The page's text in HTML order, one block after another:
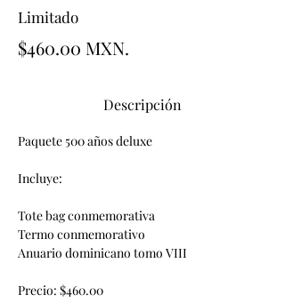
Limitado
$460.00 MXN.
Descripción
Paquete 500 años deluxe
Incluye:
Tote bag conmemorativa
Termo conmemorativo
Anuario dominicano tomo VIII
Precio: $460.00